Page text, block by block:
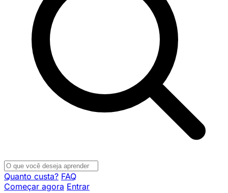
Quanto custa? FAQ
Começar agora Entrar